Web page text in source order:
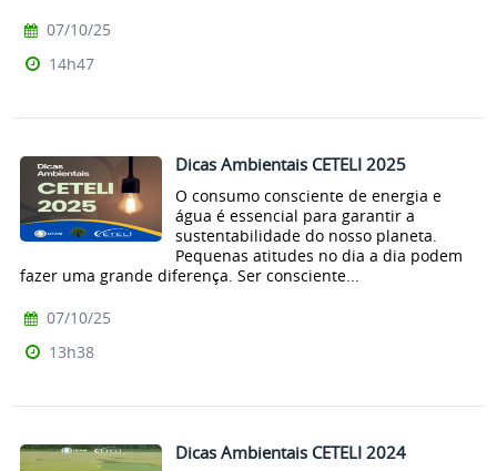
07/10/25
14h47
Dicas Ambientais CETELI 2025
O consumo consciente de energia e
água é essencial para garantir a
sustentabilidade do nosso planeta.
Pequenas atitudes no dia a dia podem
fazer uma grande diferença. Ser consciente...
07/10/25
13h38
Dicas Ambientais CETELI 2024